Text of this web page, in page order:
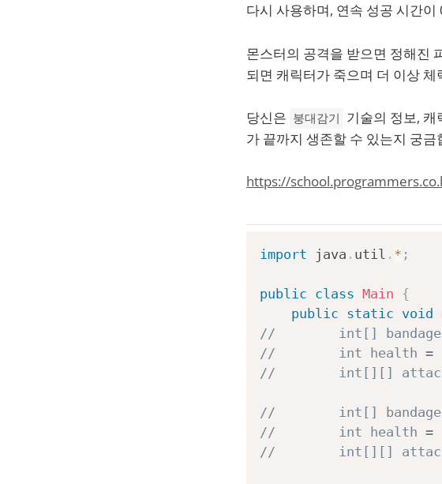
다시 사용하며, 연속 성공 시간
몬스터의 공격을 받으면 정해진
되면 캐릭터가 죽으며 더 이상
당신은 붕대감기
기술의 정보,
가 끝까지 생존할 수 있는지 궁금
https://
import java . util . * ;
public class Main
{
public static void
//        int[]
//        int health =
//        int[][]
//        int[]
//        int health =
//        int[][]